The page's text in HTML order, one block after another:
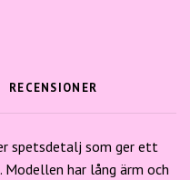
RECENSIONER
spetsdetalj som ger ett
har lång ärm och